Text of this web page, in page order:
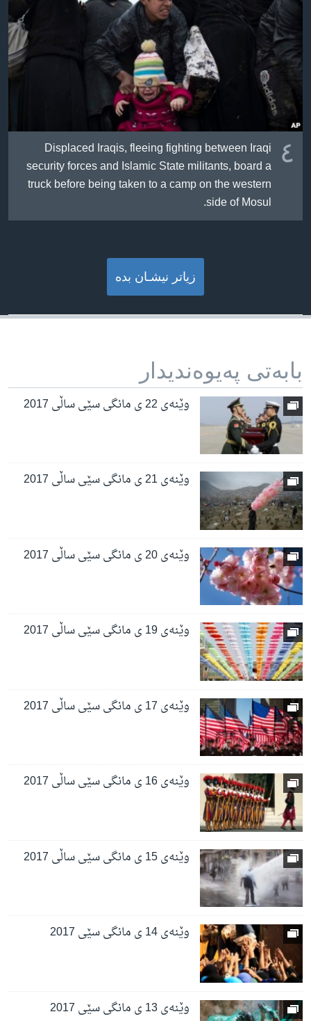
٤ Displaced Iraqis, fleeing fighting between Iraqi
security forces and Islamic State militants, board a
truck before being taken to a camp on the western
side of Mosul.
زیاتر نیشـان بده‌
بابه‌تی په‌یوه‌ندیدار
وێنەی 22 ی مانگی سێی ساڵی 2017
وێنەی 21 ی مانگی سێی ساڵی 2017
وێنەی 20 ی مانگی سێی ساڵی 2017
وێنەی 19 ی مانگی سێی ساڵی 2017
وێنەی 17 ی مانگی سێی ساڵی 2017
وێنەی 16 ی مانگی سێی ساڵی 2017
وێنەی 15 ی مانگی سێی ساڵی 2017
وێنەی 14 ی مانگی سێی 2017
وێنەی 13 ی مانگی سێی 2017